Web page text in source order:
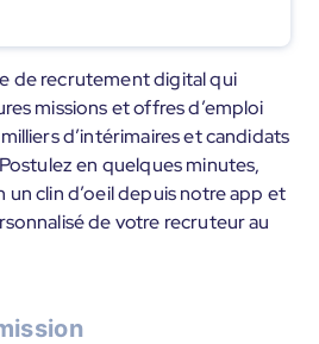
de recrutement digital qui
missions et offres d’emploi
d’intérimaires et candidats
en quelques minutes,
clin d’oeil depuis notre app et
de votre recruteur au